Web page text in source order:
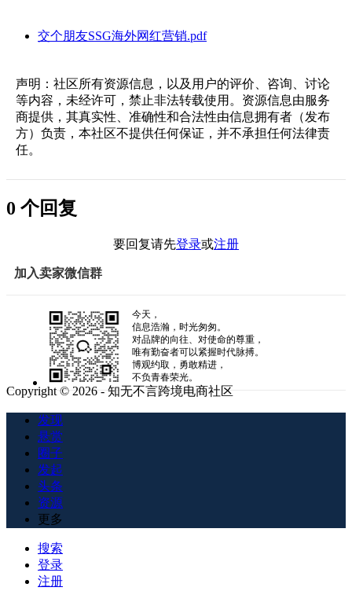
交个朋友SSG海外网红营销.pdf
声明：社区所有资源信息，以及用户的评价、咨询、讨论
等内容，未经许可，禁止非法转载使用。资源信息由服务
商提供，其真实性、准确性和合法性由信息拥有者（发布
方）负责，本社区不提供任何保证，并不承担任何法律责
任。
0 个回复
要回复请先登录或注册
加入卖家微信群
今天，
信息浩瀚，时光匆匆。
对品牌的向往、对使命的尊重，
唯有勤奋者可以紧握时代脉搏。
博观约取，勇敢精进，
不负青春荣光。
Copyright © 2026 - 知无不言跨境电商社区
发现
悬赏
圈子
发起
头条
资源
更多
搜索
登录
注册